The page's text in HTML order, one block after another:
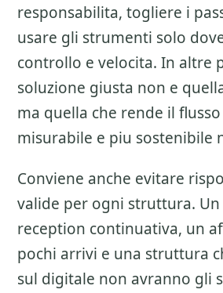
responsabilita, togliere i
usare gli strumenti solo
controllo e velocita. In altre
soluzione giusta non e
ma quella che rende il
misurabile e piu sostenibile
Conviene anche evitare
valide per ogni struttura.
reception continuativa, un
pochi arrivi e una struttura
sul digitale non avranno gli